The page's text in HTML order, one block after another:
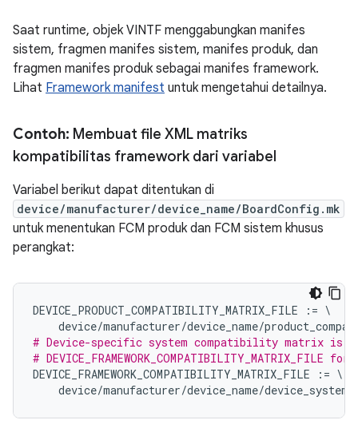
Saat runtime, objek VINTF menggabungkan manifes
sistem, fragmen manifes sistem, manifes produk, dan
fragmen manifes produk sebagai manifes framework.
Lihat Framework manifest untuk mengetahui detailnya.
Contoh: Membuat file XML matriks
kompatibilitas framework dari variabel
Variabel berikut dapat ditentukan di
device/manufacturer/device_name/BoardConfig.mk
untuk menentukan FCM produk dan FCM sistem khusus
perangkat:
DEVICE_PRODUCT_COMPATIBILITY_MATRIX_FILE := \
device/manufacturer/device_name/
# Device-specific system compatibility matrix is
# DEVICE_FRAMEWORK_COMPATIBILITY_MATRIX_FILE
DEVICE_FRAMEWORK_COMPATIBILITY_MATRIX_FILE
:= \
device/manufacturer/device_name/